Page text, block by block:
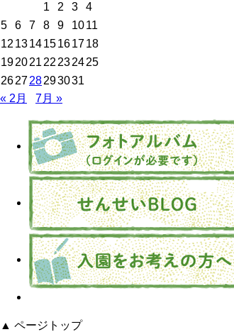
1
2 3
4
5
6 7 8 9 1011
12 131415161718
192021 22 232425
262728293031
« 2月
7月 »
▲ ページトップ